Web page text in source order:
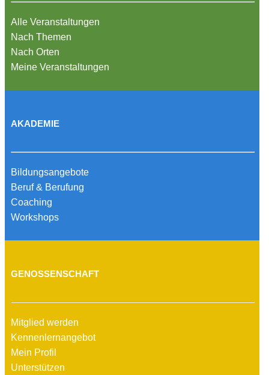
Alle Veranstaltungen
Nach Themen
Nach Orten
Meine Veranstaltungen
AKADEMIE
Bildungsangebote
Beruf & Berufung
Coaching
Workshops
GENOSSENSCHAFT
Mitglied werden
Kennenlernangebot
Mein Profil
Unterstützen